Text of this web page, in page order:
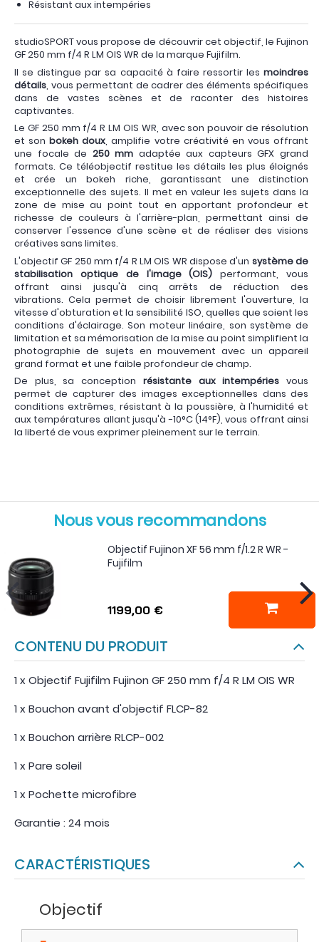
Résistant aux intempéries
studioSPORT vous propose de découvrir cet objectif, le Fujinon
GF 250 mm f/4 R LM OIS WR de la marque Fujifilm.
Il se distingue par sa capacité à faire ressortir les moindres
détails , vous permettant de cadrer des éléments spécifiques
dans de vastes scènes et de raconter des histoires
captivantes.
Le GF 250 mm f/4 R LM OIS WR, avec son pouvoir de résolution
et sonbokeh doux, amplifie votre créativité en vous offrant
une focale de 250 mm adaptée aux capteurs GFX grand
formats. Ce téléobjectif restitue les détails les plus éloignés
et crée un bokeh riche, garantissant une distinction
exceptionnelle des sujets. Il met en valeur les sujets dans la
zone de mise au point tout en apportant profondeur et
richesse de couleurs à l'arrière-plan, permettant ainsi de
conserver l'essence d'une scène et de réaliser des visions
créatives sans limites.
L'objectif GF 250 mm f/4 R LM OIS WR dispose d'un système de
stabilisation optique de l'image (OIS) performant, vous
offrant ainsi jusqu'à cinq arrêts de réduction des
vibrations. Cela permet de choisir librement l'ouverture, la
vitesse d'obturation et la sensibilité ISO, quelles que soient les
conditions d'éclairage. Son moteur linéaire, son système de
limitation et sa mémorisation de la mise au point simplifient la
photographie de sujets en mouvement avec un appareil
grand format et une faible profondeur de champ.
De plus, sa conception résistante aux intempéries vous
permet de capturer des images exceptionnelles dans des
conditions extrêmes, résistant à la poussière, à l'humidité et
aux températures allant jusqu'à -10°C (14°F), vous offrant ainsi
la liberté de vous exprimer pleinement sur le terrain.
Nous vous recommandons
Objectif Fujinon XF 56 mm f/1.2 R WR -
Fujifilm
1199,00 €
CONTENU DU PRODUIT
1 x Objectif Fujifilm Fujinon GF 250 mm f/4 R LM OIS WR
1 x Bouchon avant d'objectif FLCP-82
1 x Bouchon arrière RLCP-002
1 x Pare soleil
1 x Pochette microfibre
Garantie : 24 mois
CARACTÉRISTIQUES
Objectif